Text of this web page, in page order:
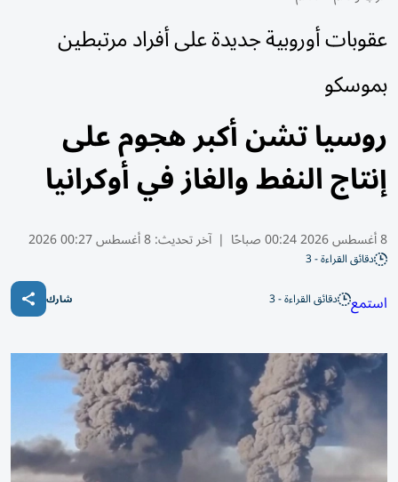
عقوبات أوروبية جديدة على أفراد مرتبطين
بموسكو
روسيا تشن أكبر هجوم على
إنتاج النفط والغاز في أوكرانيا
8 أغسطس 2026 00:24 صباحًا | آخر تحديث:8 أغسطس 00:27 2026
دقائق القراءة - 3
استمع دقائق القراءة - 3 شارك